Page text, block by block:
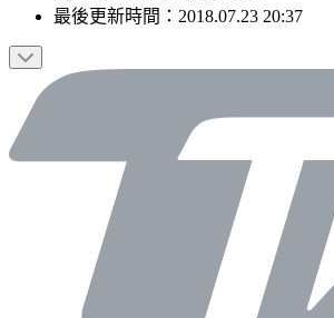
最後更新時間： 2018.07.23 20:37